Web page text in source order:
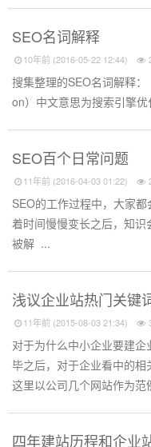
SEO名词解释
10年前 (2016-05-22 12:44)
搜集整理的SEO名词解释
on）中文意思为搜索引擎
SEO百个日常问题
11年前 (2016-04-03 01:22)
SEO的工作过程中，大家
着时间慢慢变长之后，知
被解 ...
浅议企业站热门关键
11年前 (2015-08-03 21:34)
对于为什么中小企业要建
毕之后，对于企业看中的相
这里以公司几个网站作为范
四年建站历程和企业